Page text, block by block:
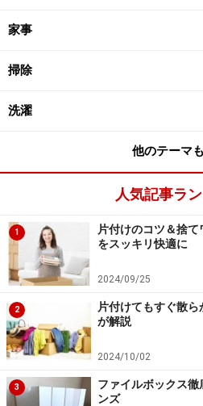
家事
掃除
洗濯
他のテーマ
人気記事ラ
1
片付けのコツ＆捨
をスッキリ快適に
2024/09/25
2
片付けてもすぐ散
が解説
2024/10/02
3
ファイルボックス
ンズ